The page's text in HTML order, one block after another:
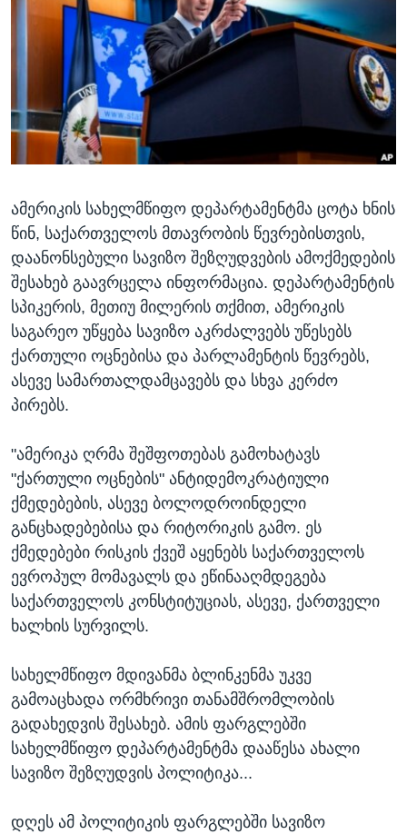
ᲡᲢᲣᲓᲘᲐ ᲕᲐᲨᲘᲜᲒᲢᲝᲜᲘ
ᲔᲙᲝᲜᲝᲛᲘᲙᲐ
ᲯᲐᲜᲛᲠᲗᲔᲚᲝᲑᲐ
ᲛᲔᲪᲜᲘᲔᲠᲔᲑᲐ
ᲘᲜᲢᲔᲠᲕᲘᲣ
ᲙᲣᲚᲢᲣᲠᲐ
ᲓᲔᲖᲘᲜᲤᲝᲠᲛᲐᲪᲘᲐ
Learning English
ᲗᲕᲐᲚᲘ ᲒᲕᲐᲓᲔᲕᲜᲔᲗ
ენები
ამერიკის სახელმწიფო დეპარტამენტმა ცოტა ხნის
წინ, საქართველოს მთავრობის წევრებისთვის,
დაანონსებული სავიზო შეზღუდვების ამოქმედების
შესახებ გაავრცელა ინფორმაცია. დეპარტამენტის
სპიკერის, მეთიუ მილერის თქმით, ამერიკის
საგარეო უწყება სავიზო აკრძალვებს უწესებს
ქართული ოცნებისა და პარლამენტის წევრებს,
ასევე სამართალდამცავებს და სხვა კერძო
პირებს.
"ამერიკა ღრმა შეშფოთებას გამოხატავს
"ქართული ოცნების" ანტიდემოკრატიული
ქმედებების, ასევე ბოლოდროინდელი
განცხადებებისა და რიტორიკის გამო. ეს
ქმედებები რისკის ქვეშ აყენებს საქართველოს
ევროპულ მომავალს და ეწინააღმდეგება
საქართველოს კონსტიტუციას, ასევე, ქართველი
ხალხის სურვილს.
სახელმწიფო მდივანმა ბლინკენმა უკვე
გამოაცხადა ორმხრივი თანამშრომლობის
გადახედვის შესახებ. ამის ფარგლებში
სახელმწიფო დეპარტამენტმა დააწესა ახალი
სავიზო შეზღუდვის პოლიტიკა...
დღეს ამ პოლიტიკის ფარგლებში სავიზო